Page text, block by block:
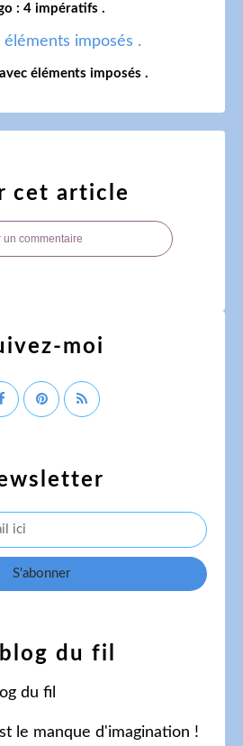
: 4 impératifs .
éléments imposés .
cet article
un commentaire
blog du fil
le manque d'imagination !
moi